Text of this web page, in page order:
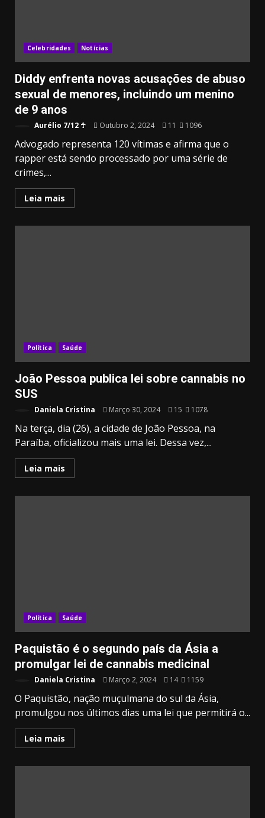
Celebridades Notícias
Diddy enfrenta novas acusações de abuso
sexual de menores, incluindo um menino
de 9 anos
Aurélio 7/12 ☥ Outubro 2, 2024 11 1096
Advogado representa 120 vítimas e afirma que o
rapper está sendo processado por uma série de
crimes,...
Leia mais
Política Saúde
João Pessoa publica lei sobre cannabis no
SUS
Daniela Cristina Março 30, 2024 15 1078
Na terça, dia (26), a cidade de João Pessoa, na
Paraíba, oficializou mais uma lei. Dessa vez,...
Leia mais
Política Saúde
Paquistão é o segundo país da Ásia a
promulgar lei de cannabis medicinal
Daniela Cristina Março 2, 2024 14 1159
O Paquistão, nação muçulmana do sul da Ásia,
promulgou nos últimos dias uma lei que permitirá o...
Leia mais